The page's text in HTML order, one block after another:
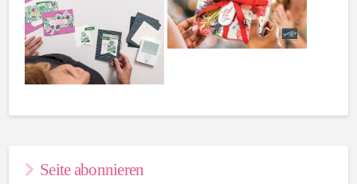
Seite abonnieren